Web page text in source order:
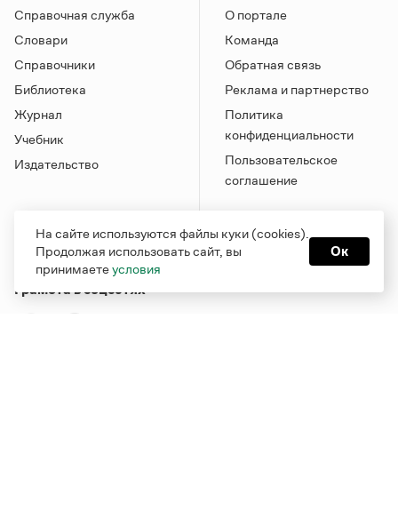
Справочная служба
Словари
Справочники
Библиотека
Журнал
Учебник
Издательство
О портале
Команда
Обратная связь
Реклама и партнерство
Политика
конфиденциальности
Пользовательское
соглашение
Грамота в соцсетях
На сайте используются файлы куки (cookies).
Продолжая использовать сайт, вы
принимаетеусловия
Ок